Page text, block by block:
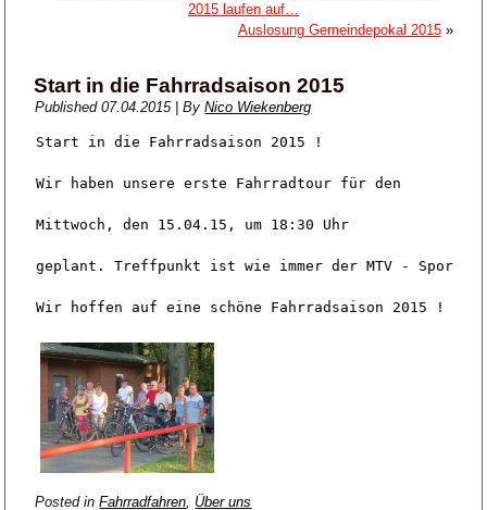
2015 laufen auf…
Auslosung Gemeindepokal 2015»
Start in die Fahrradsaison 2015
Published 07.04.2015|By Nico Wiekenberg
Start in die Fahrradsaison 2015 !
Wir haben unsere erste Fahrradtour für den
Mittwoch, den 15.04.15, um 18:30 Uhr
geplant. Treffpunkt ist wie immer der MTV -
Wir hoffen auf eine schöne Fahrradsaison 2015 !
Posted in Fahrradfahren, Über uns